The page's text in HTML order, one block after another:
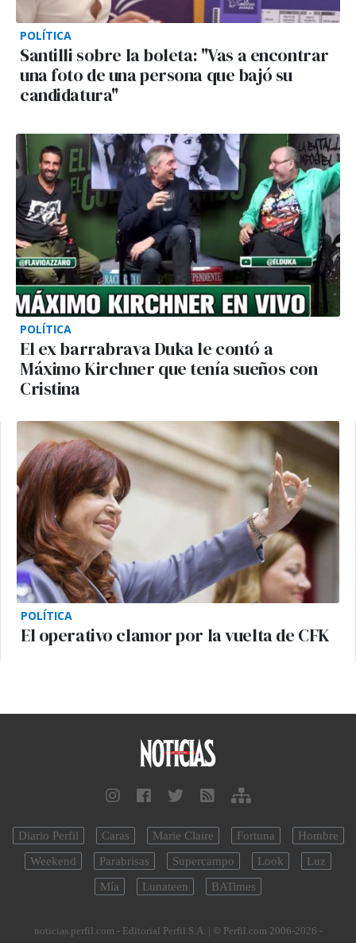
POLÍTICA
Santilli sobre la boleta: "Vas a encontrar
una foto de una persona que bajó su
candidatura"
POLÍTICA
El ex barrabrava Duka le contó a
Máximo Kirchner que tenía sueños con
Cristina
POLÍTICA
El operativo clamor por la vuelta de CFK
Diario Perfil Caras Marie Claire Fortuna
Hombre
Weekend
Parabrisas Supercampo Look
Luz
Mía
Lunateen BATimes
noticias.perfil.com - Editorial Perfil S.A. | © Perfil.com 2006-2026 -